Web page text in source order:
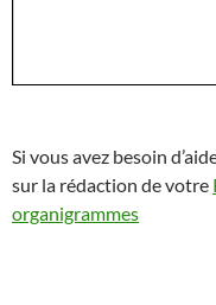
Si vous avez besoin
sur la rédaction de votre
organigrammes